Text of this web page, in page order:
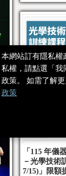
動。
「115 年儀
－光學技術
7/15)」限額
本網站訂有隱私權
私權，請點選「我
政策。 如需了解
政策